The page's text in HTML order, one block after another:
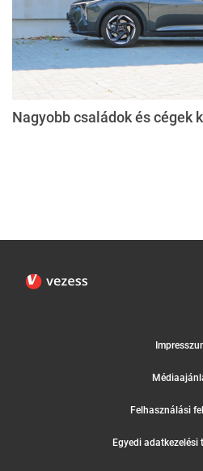
Nagyobb családok és cégek
Felhasználási
Egyedi adatkezelési